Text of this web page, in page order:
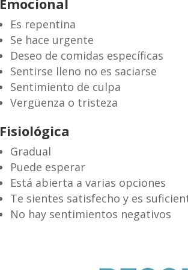
Es repentina
Se hace urgente
Deseo de comidas específicas
Sentirse lleno no es saciarse
Sentimiento de culpa
Vergüenza o tristeza
Fisiológica
Gradual
Puede esperar
Está abierta a varias opciones
Te sientes satisfecho y es
No hay sentimientos negativos